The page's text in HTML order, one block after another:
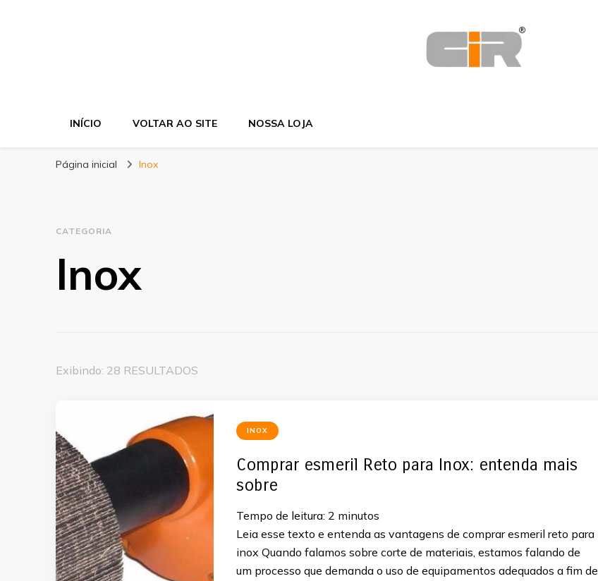
Cir Fujimoto
INÍCIO VOLTAR AO SITE NOSSA LOJA
Página inicial Inox
CATEGORIA
Inox
Exibindo: 28 RESULTADOS
INOX
Comprar esmeril Reto para Inox: entenda mais
sobre
Tempo de leitura: 2 minutos
Leia esse texto e entenda as vantagens de comprar esmeril reto para
inox Quando falamos sobre corte de materiais, estamos falando de
um processo que demanda o uso de equipamentos adequados a fim de